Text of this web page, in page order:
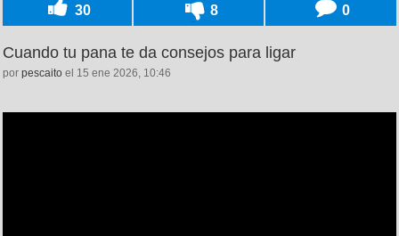
30 8 0
Cuando tu pana te da consejos para ligar
por pescaito el 15 ene 2026, 10:46